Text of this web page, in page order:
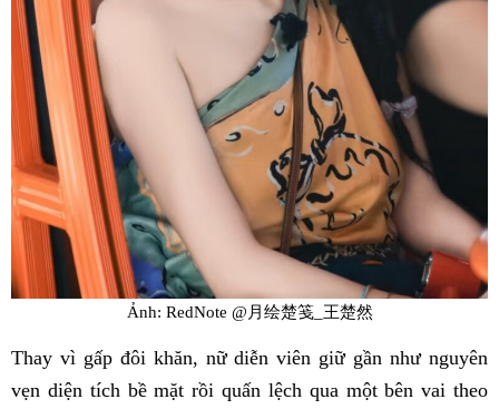
Ảnh: RedNote @月绘楚笺_王楚然
Thay vì gấp đôi khăn, nữ diễn viên giữ gần như nguyên
vẹn diện tích bề mặt rồi quấn lệch qua một bên vai theo